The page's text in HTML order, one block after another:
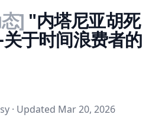
] "内塔尼亚胡死
于时间浪费者的
· Updated Mar 20, 2026